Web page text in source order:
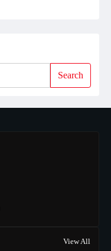
Search
View All